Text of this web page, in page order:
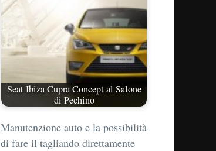
Seat Ibiza Cupra Concept al Salone
di Pechino
Manutenzione auto e la possibilità
di fare il tagliando direttamente